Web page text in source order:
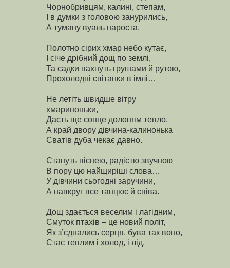
Чорнобривцям, калині, степам,
І в думки з головою занурились,
А туману вуаль нароста.
Полотно сірих хмар небо кутає,
І січе дрібний дощ по землі,
Та садки пахнуть грушами й рутою,
Прохолодні світанки в імлі…
Не летіть швидше вітру
хмариноньки,
Дасть ще сонце долоням тепло,
А край двору дівчина-калинонька
Сватів дуба чекає давно.
Стануть піснею, радістю звучною
В пору цю найщиріші слова…
У дівчини сьогодні заручини,
А навкруг все танцює й співа.
Дощ здається веселим і лагідним,
Смуток птахів – це новий політ,
Як з’єднались серця, бува так воно,
Стає теплим і холод, і лід.